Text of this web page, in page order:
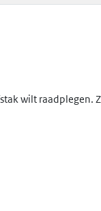
wilt raadplegen.